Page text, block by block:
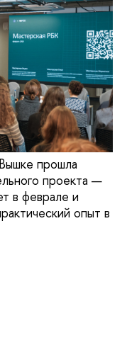
прошла
проекта —
в феврале и
опыт в